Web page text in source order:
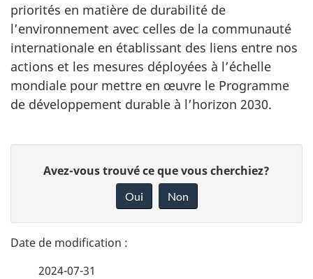
priorités en matière de durabilité de
l’environnement avec celles de la communauté
internationale en établissant des liens entre nos
actions et les mesures déployées à l’échelle
mondiale pour mettre en œuvre le Programme
de développement durable à l’horizon 2030.
t
a
n
Avez-vous trouvé ce que vous cherchiez?
Oui Non
2024-07-31